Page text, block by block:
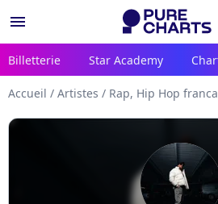
menu
Billetterie Star Academy
Accueil / Artistes / Rap, Hip Hop